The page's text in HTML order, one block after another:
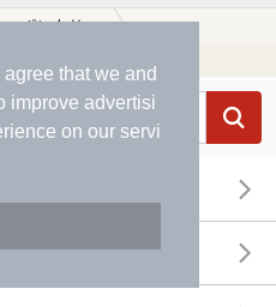
that we and
improve advertisi
on our servi
【クーポンあり】岩塚駅近くの温泉、日帰り温泉、スーパー銭湯おすすめ